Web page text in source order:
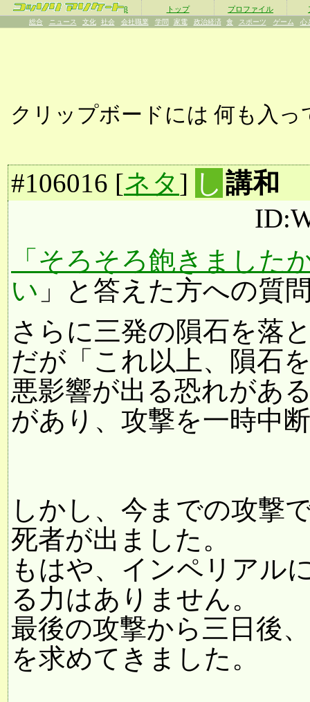
β トップ プロファイル
総合 ニュース 文化 社会 会社職業 学問 家電 政治経済 食 スポーツ ゲーム 心
クリップボードには 何も入っ
#106016 [ネタ] し 講和
「そろそろ飽きました
い 」と答えた方への質
さらに三発の隕石を落
だが「これ以上、隕石
悪影響が出る恐れがあ
があり、攻撃を一時中
しかし、今までの攻撃
死者が出ました。
もはや、インペリアル
る力はありません。
最後の攻撃から三日後
を求めてきました。